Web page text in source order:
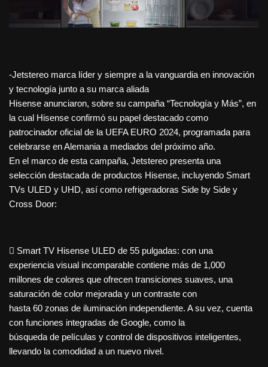
-Jetstereo marca líder y siempre a la vanguardia en innovación
y tecnología junto a su marca aliada
Hisense anunciaron, sobre su campaña “Tecnología y Más”, en
la cual Hisense confirmó su papel destacado como
patrocinador oficial de la UEFA EURO 2024, programada para
celebrarse en Alemania a mediados del próximo año.
En el marco de esta campaña, Jetstereo presenta una
selección destacada de productos Hisense, incluyendo Smart
TVs ULED y UHD, así como refrigeradoras Side by Side y
Cross Door:
 Smart TV Hisense ULED de 55 pulgadas: con una
experiencia visual incomparable contiene más de 1,000
millones de colores que ofrecen transiciones suaves, una
saturación de color mejorada y un contraste con
hasta 60 zonas de iluminación independiente. A su vez, cuenta
con funciones integradas de Google, como la
búsqueda de películas y control de dispositivos inteligentes,
llevando la comodidad a un nuevo nivel.